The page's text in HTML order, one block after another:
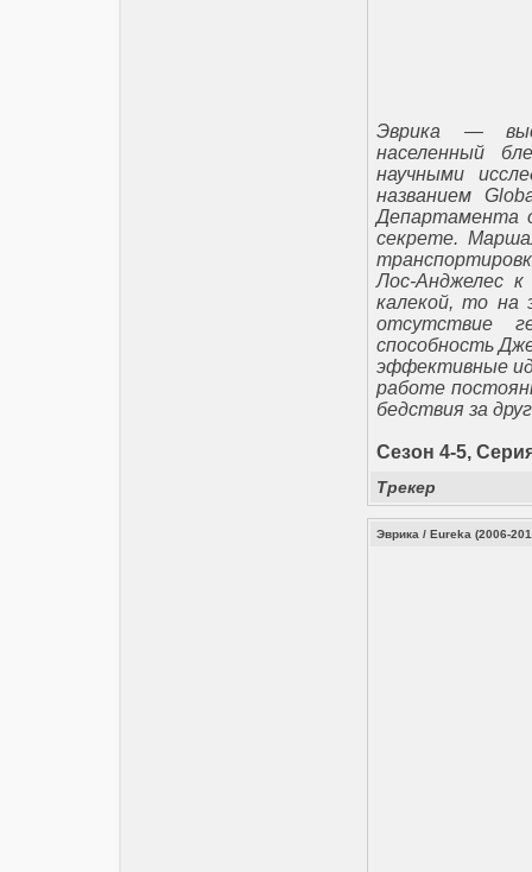
Эврика —
населенный
научными
названием
Департамента
секрете.
Лос-Анджелес
калекой, то на
отсутствие
способность
эффективные
работе
бедствия за
Сезон 4-5,
Трекер
Эврика / Eureka (2006-